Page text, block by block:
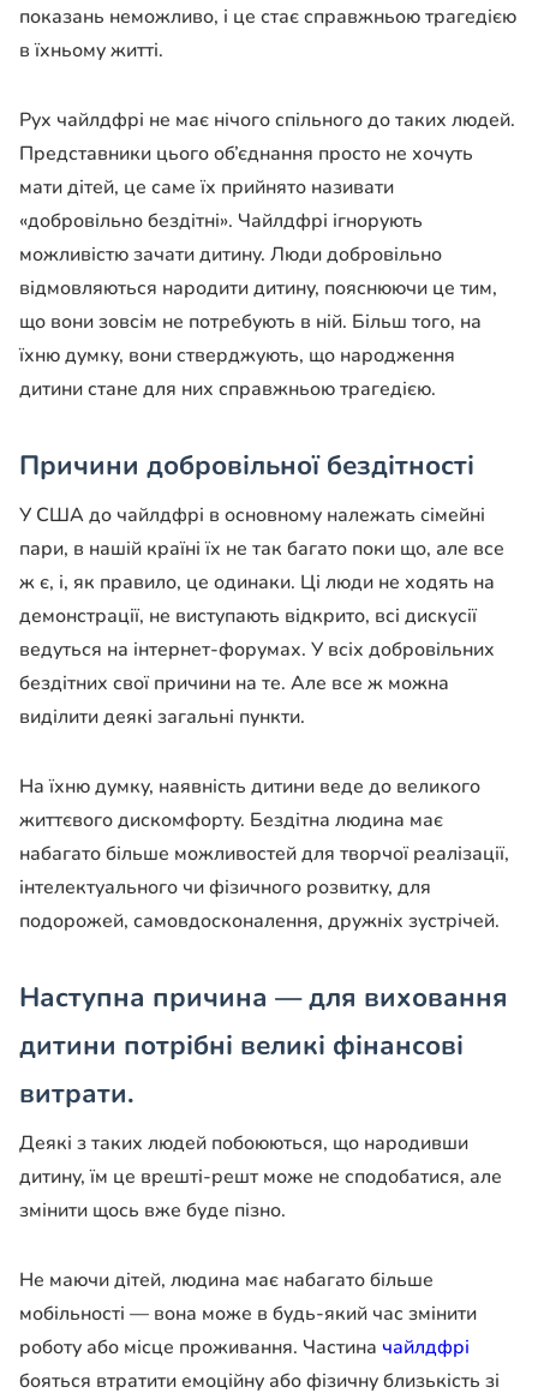
показань неможливо, і це стає справжньою трагедією
в їхньому житті.
Рух чайлдфрі не має нічого спільного до таких людей.
Представники цього об’єднання просто не хочуть
мати дітей, це саме їх прийнято називати
«добровільно бездітні». Чайлдфрі ігнорують
можливістю зачати дитину. Люди добровільно
відмовляються народити дитину, пояснюючи це тим,
що вони зовсім не потребують в ній. Більш того, на
їхню думку, вони стверджують, що народження
дитини стане для них справжньою трагедією.
Причини добровільної бездітності
У США до чайлдфрі в основному належать сімейні
пари, в нашій країні їх не так багато поки що, але все
ж є, і, як правило, це одинаки. Ці люди не ходять на
демонстрації, не виступають відкрито, всі дискусії
ведуться на інтернет-форумах. У всіх добровільних
бездітних свої причини на те. Але все ж можна
виділити деякі загальні пункти.
На їхню думку, наявність дитини веде до великого
життєвого дискомфорту. Бездітна людина має
набагато більше можливостей для творчої реалізації,
інтелектуального чи фізичного розвитку, для
подорожей, самовдосконалення, дружніх зустрічей.
Наступна причина — для виховання
дитини потрібні великі фінансові
витрати.
Деякі з таких людей побоюються, що народивши
дитину, їм це врешті-решт може не сподобатися, але
змінити щось вже буде пізно.
Не маючи дітей, людина має набагато більше
мобільності — вона може в будь-який час змінити
роботу або місце проживання. Частина чайлдфрі
бояться втратити емоційну або фізичну близькість зі